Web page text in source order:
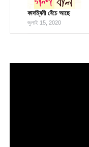
কাদম্বিনী বেঁচে আছে
জুলাই 15, 2020